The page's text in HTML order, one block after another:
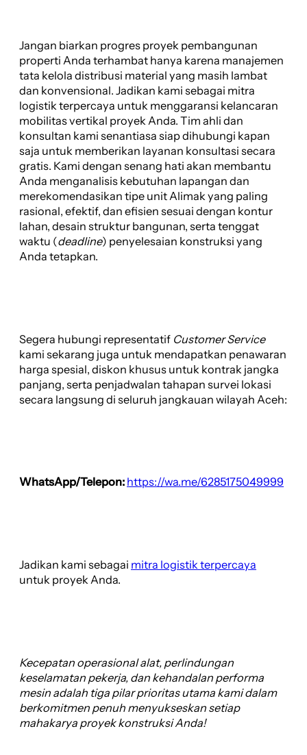
Jangan biarkan progres proyek pembangunan
properti Anda terhambat hanya karena manajemen
tata kelola distribusi material yang masih lambat
dan konvensional. Jadikan kami sebagai mitra
logistik terpercaya untuk menggaransi kelancaran
mobilitas vertikal proyek Anda. Tim ahli dan
konsultan kami senantiasa siap dihubungi kapan
saja untuk memberikan layanan konsultasi secara
gratis. Kami dengan senang hati akan membantu
Anda menganalisis kebutuhan lapangan dan
merekomendasikan tipe unit Alimak yang paling
rasional, efektif, dan efisien sesuai dengan kontur
lahan, desain struktur bangunan, serta tenggat
waktu (deadline) penyelesaian konstruksi yang
Anda tetapkan.
Segera hubungi representatif Customer Service
kami sekarang juga untuk mendapatkan penawaran
harga spesial, diskon khusus untuk kontrak jangka
panjang, serta penjadwalan tahapan survei lokasi
secara langsung di seluruh jangkauan wilayah Aceh:
WhatsApp/Telepon: https://wa.me/6285175049999
Jadikan kami sebagai mitra logistik terpercaya
untuk proyek Anda.
Kecepatan operasional alat, perlindungan
keselamatan pekerja, dan kehandalan performa
mesin adalah tiga pilar prioritas utama kami dalam
berkomitmen penuh menyukseskan setiap
mahakarya proyek konstruksi Anda!